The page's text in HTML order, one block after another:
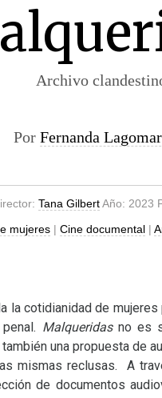
Archivo
Por Fernanda
Tana GilbertAño: 2023
mujeres| Cine documental|
la cotidianidad de
Malqueridasno es
una propuesta de
mismas reclusas. A
de documentos